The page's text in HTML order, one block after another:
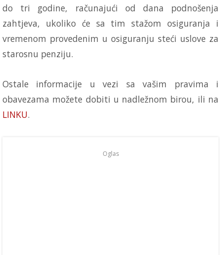
do tri godine, računajući od dana podnošenja
zahtjeva, ukoliko će sa tim stažom osiguranja i
vremenom provedenim u osiguranju steći uslove za
starosnu penziju.
Ostale informacije u vezi sa vašim pravima i
obavezama možete dobiti u nadležnom birou, ili na
LINKU.
Oglas